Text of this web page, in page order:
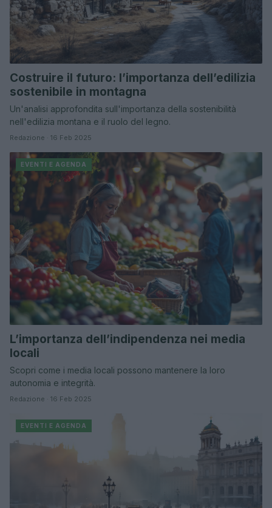
Costruire il futuro: l’importanza dell’edilizia
sostenibile in montagna
Un'analisi approfondita sull'importanza della sostenibilità
nell'edilizia montana e il ruolo del legno.
Redazione · 16 Feb 2025
EVENTI E AGENDA
L’importanza dell’indipendenza nei media
locali
Scopri come i media locali possono mantenere la loro
autonomia e integrità.
Redazione · 16 Feb 2025
EVENTI E AGENDA